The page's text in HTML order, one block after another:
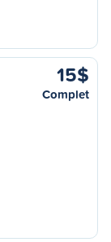
15$
Complet